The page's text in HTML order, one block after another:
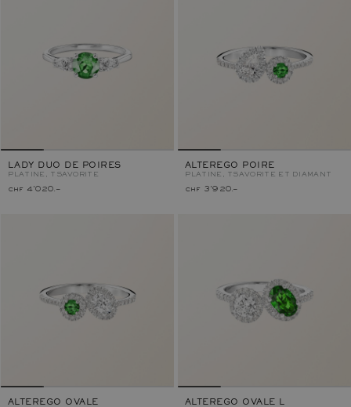
LADY DUO DE POIRES
PLATINE, TSAVORITE
chf 4'020.–
ALTEREGO POIRE
PLATINE, TSAVORITE ET DIAMANT
chf 3'920.–
ALTEREGO OVALE ALTEREGO OVALE L